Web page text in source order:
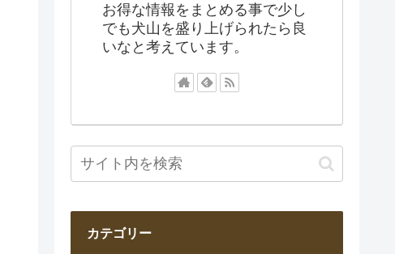
お得な情報をまとめる事で少し
でも犬山を盛り上げられたら良
いなと考えています。
カテゴリー